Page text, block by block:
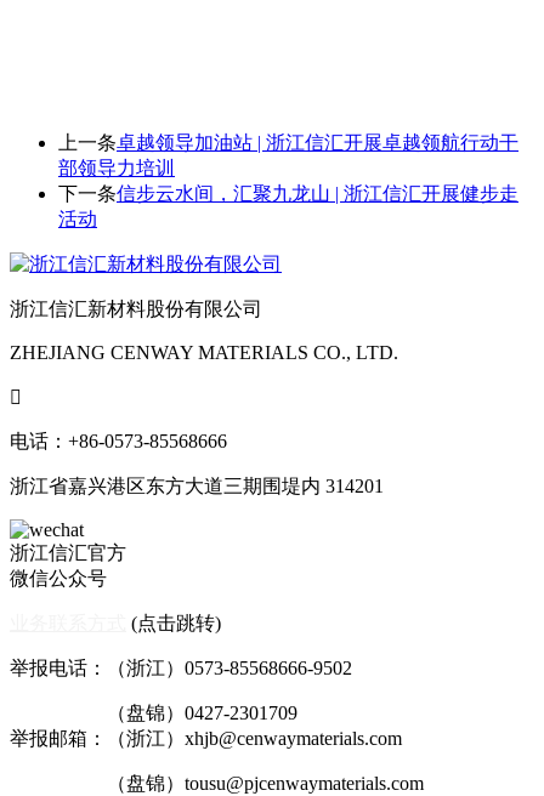
上一条卓越领导加油站 | 浙江信汇开展卓越领航行动干
部领导力培训
下一条信步云水间，汇聚九龙山 | 浙江信汇开展健步走
活动
浙江信汇新材料股份有限公司
ZHEJIANG CENWAY MATERIALS CO., LTD.

电话：+86-0573-85568666
浙江省嘉兴港区东方大道三期围堤内 314201
浙江信汇官方
微信公众号
(点击跳转)
举报电话：（浙江）0573-85568666-9502
（盘锦）0427-2301709
举报邮箱：（浙江）xhjb@cenwaymaterials.com
（盘锦）tousu@pjcenwaymaterials.com